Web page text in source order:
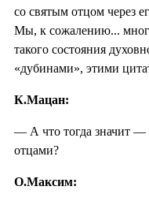
со святым отцом через
Мы, к сожалению...
такого состояния
«дубинами», этими
К.Мацан:
— А что тогда значит —
отцами?
О.Максим: